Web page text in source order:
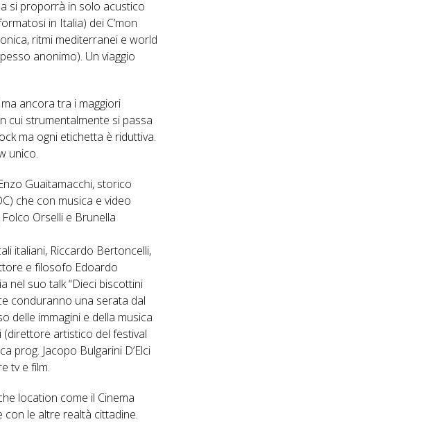
si proporrà in solo acustico
in Italia) dei C’mon
ritmi mediterranei e world
anonimo). Un viaggio
ancora tra i maggiori
cui strumentalmente si passa
ma ogni etichetta è riduttiva.
unico.
Guaitamacchi, storico
che con musica e video
Orselli e Brunella
italiani, Riccardo Bertoncelli,
e filosofo Edoardo
nel suo talk “Dieci biscottini
conduranno una serata dal
delle immagini e della musica
artistico del festival
prog. Jacopo Bulgarini D’Elci
tv e film.
location come il Cinema
con le altre realtà cittadine.